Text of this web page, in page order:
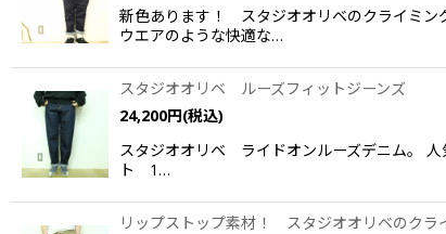
新色あります！ スタジオオリベのクライミン
ウエアのような快適な…
スタジオオリベ ルーズフィットジーンズ
24,200円(税込)
スタジオオリベ ライドオンルーズデニム。 人
ト 1…
リップストップ素材！ スタジオオリベのクラ